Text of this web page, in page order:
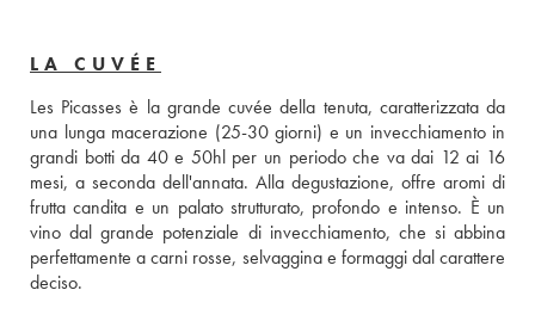
LA CUVÉE
Les Picasses è la grande cuvée della tenuta, caratterizzata da
una lunga macerazione (25-30 giorni) e un invecchiamento in
grandi botti da 40 e 50hl per un periodo che va dai 12 ai 16
mesi, a seconda dell'annata. Alla degustazione, offre aromi di
frutta candita e un palato strutturato, profondo e intenso. È un
vino dal grande potenziale di invecchiamento, che si abbina
perfettamente a carni rosse, selvaggina e formaggi dal carattere
deciso.